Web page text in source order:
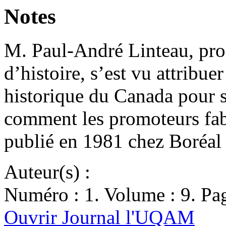
Notes
M. Paul-André Linteau,
d’histoire, s’est vu
historique du Canada pour
comment les promoteurs
publié en 1981 chez
Auteur(s) :
Numéro : 1. Volume : 9.
Ouvrir Journal l'UQAM